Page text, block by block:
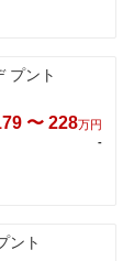
プント
〜 228万円
-
ント